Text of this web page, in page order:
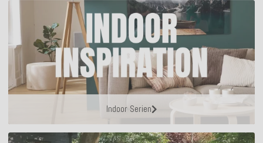
Indoor Serien